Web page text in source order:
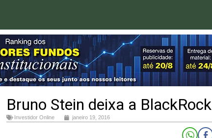
Bruno Stein deixa a BlackRock
Investidor Online janeiro 19, 2016